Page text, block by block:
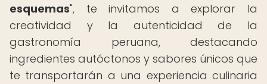
esquemas", te invitamos a explorar la
creatividad y la autenticidad de la
gastronomía peruana, destacando
ingredientes autóctonos y sabores únicos que
te transportarán a una experiencia culinaria